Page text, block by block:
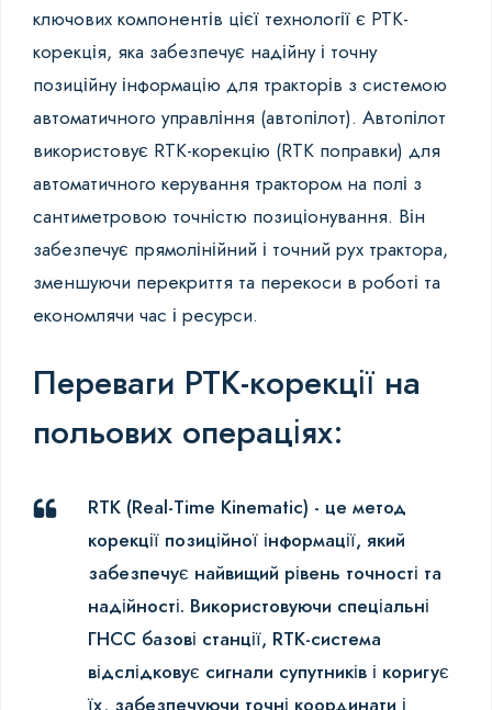
ключових компонентів цієї технології є РТК-
корекція, яка забезпечує надійну і точну
позиційну інформацію для тракторів з системою
автоматичного управління (автопілот). Автопілот
використовує RTK-корекцію (RTK поправки) для
автоматичного керування трактором на полі з
сантиметровою точністю позиціонування. Він
забезпечує прямолінійний і точний рух трактора,
зменшуючи перекриття та перекоси в роботі та
економлячи час і ресурси.
Переваги РТК-корекції на
польових операціях:
RTK (Real-Time Kinematic) - це метод
корекції позиційної інформації, який
забезпечує найвищий рівень точності та
надійності. Використовуючи спеціальні
ГНСС базові станції, RTK-система
відслідковує сигнали супутників і коригує
їх, забезпечуючи точні координати і